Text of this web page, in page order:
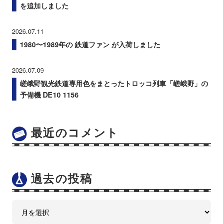
を追加しました
2026.07.11
1980〜1989年の 鉄道ファン が入荷しました
2026.07.09
嵯峨野観光鉄道専用色をまとったトロッコ列車「嵯峨野」の
予備機 DE10 1156
最近のコメント
過去の投稿